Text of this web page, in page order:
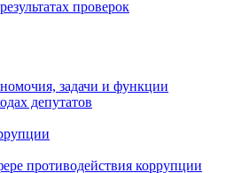
проверок
задачи и функции
депутатов
противодействия коррупции